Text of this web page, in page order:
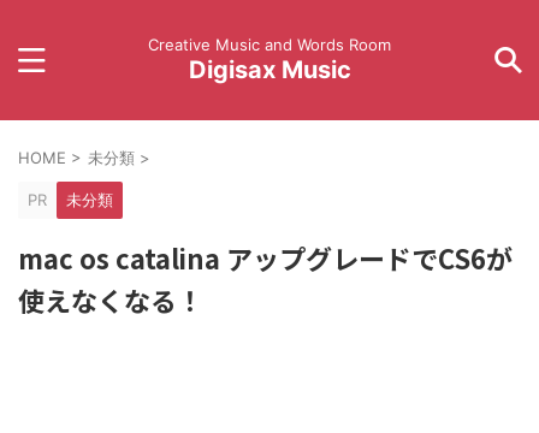
Creative Music and Words Room
Digisax Music
HOME > 未分類 >
PR 未分類
mac os catalina アップグレードでCS6が
使えなくなる！